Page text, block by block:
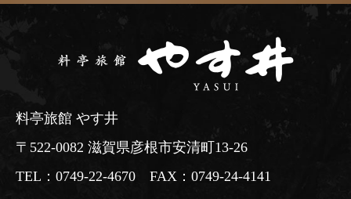
料亭旅館 やす井
〒522-0082 滋賀県彦根市安清町13-26
TEL：0749-22-4670 FAX：0749-24-4141